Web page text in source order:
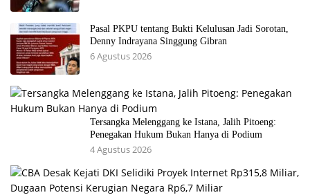
Pasal PKPU tentang Bukti Kelulusan Jadi Sorotan,
Denny Indrayana Singgung Gibran
6 Agustus 2026
Tersangka Melenggang ke Istana, Jalih Pitoeng:
Penegakan Hukum Bukan Hanya di Podium
4 Agustus 2026